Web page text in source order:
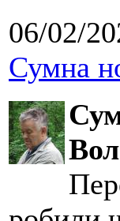
06/02/
Сумна